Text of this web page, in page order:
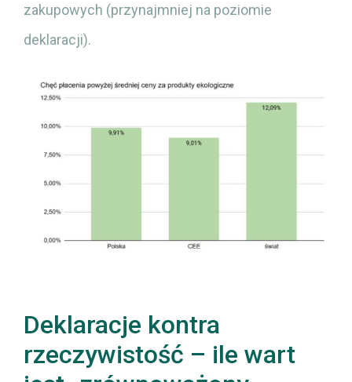
zakupowych (przynajmniej na poziomie
deklaracji).
Deklaracje kontra
rzeczywistość – ile wart